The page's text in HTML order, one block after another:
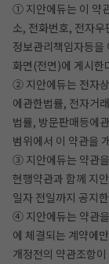
① 지안에듀는 이 약
소, 전화번호, 전자
정보관리책임자등을
화면(전면)에 게시한
② 지안에듀는 전자
에관한법률, 전자거
법률, 방문판매등에
범위에서 이 약관을
③ 지안에듀는 약관
현행약관과 함께 지
일자 전일까지 공지
④ 지안에듀는 약관
에 체결되는 계약에
개정전의 약관조항